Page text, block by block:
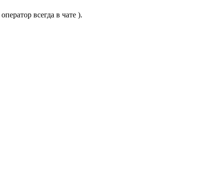
всегда в чате ).